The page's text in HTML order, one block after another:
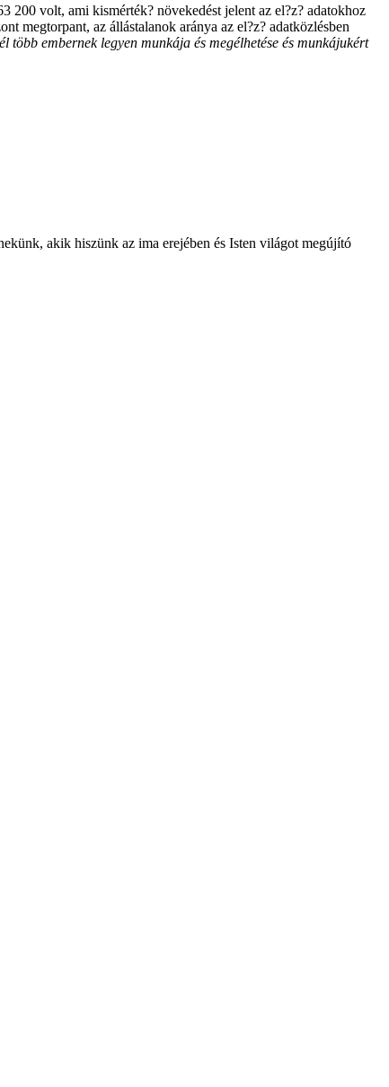
volt, ami kismérték? növekedést jelent az el?z? adatokhoz
megtorpant, az állástalanok aránya az el?z? adatközlésben
embernek legyen munkája és megélhetése és munkájukért
akik hiszünk az ima erejében és Isten világot megújító